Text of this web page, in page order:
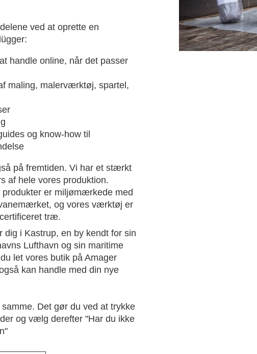
ved at oprette en
handle online, når det passer
maling, malerværktøj, spartel,
og know-how til
på fremtiden. Vi har et stærkt
af hele vores produktion.
er miljømærkede med
og vores værktøj er
træ.
dig i Kastrup, en by kendt for sin
Lufthavn og sin maritime
let vores butik på Amager
kan handle med din nye
Det gør du ved at trykke
og vælg derefter "Har du ikke